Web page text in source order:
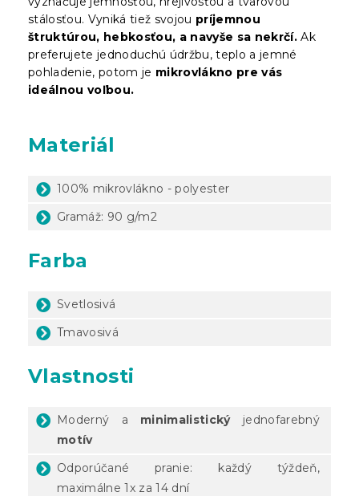
stálosťou. Vyniká tiež svojou príjemnou
štruktúrou, hebkosťou, a navyše sa nekrčí. Ak
preferujete jednoduchú údržbu, teplo a jemné
pohladenie, potom je mikrovlákno pre vás
ideálnou voľbou.
Materiál
100% mikrovlákno - polyester
Gramáž: 90 g/m2
Farba
Svetlosivá
Tmavosivá
Vlastnosti
Moderný a minimalistickýjednofarebný
motív
Odporúčané pranie: každý týždeň,
maximálne 1x za 14 dní